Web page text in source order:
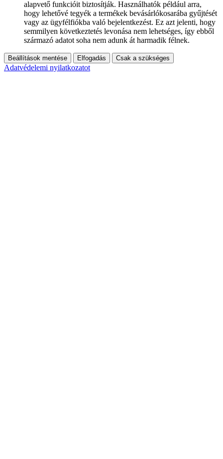
alapvető funkcióit biztosítják. Használhatók például arra,
hogy lehetővé tegyék a termékek bevásárlókosarába gyűjtését
vagy az ügyfélfiókba való bejelentkezést. Ez azt jelenti, hogy
semmilyen következtetés levonása nem lehetséges, így ebből
származó adatot soha nem adunk át harmadik félnek.
Beállítások mentése Elfogadás Csak a szükséges
Adatvédelemi nyilatkozatot